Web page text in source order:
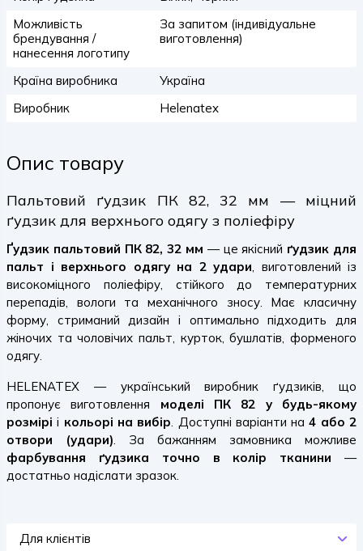
Можливість
брендування /
нанесення логотипу
За запитом (індивідуальне
виготовлення)
Країна виробника
Україна
Виробник
Helenatex
Опис товару
Пальтовий ґудзик ПК 82, 32 мм — міцний
ґудзик для верхнього одягу з поліефіру
Ґудзик пальтовий ПК 82, 32 мм — це якісний ґудзик для
пальт і верхнього одягу на 2 удари, виготовлений із
високоміцного поліефіру, стійкого до температурних
перепадів, вологи та механічного зносу. Має класичну
форму, стриманий дизайн і оптимально підходить для
жіночих та чоловічих пальт, курток, бушлатів, форменого
одягу.
HELENATEX — український виробник ґудзиків, що
пропонує виготовлення моделі ПК 82 у будь-якому
розмірі і кольорі на вибір. Доступні варіанти на4 або 2
отвори (удари). За бажанням замовника можливе
фарбування ґудзика точно в колір тканини —
достатньо надіслати зразок.
Для клієнтів